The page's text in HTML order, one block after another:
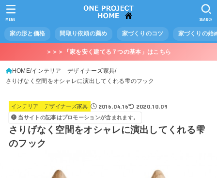
家の形と価格 間取り依頼の薦め 家づくりのコツ 家づくりの始
SEARCH
MENU
＞＞＞「家を安く建てる７つの基本」はこちら
HOME インテリア デザイナーズ家具
さりげなく空間をオシャレに演出してくれる雫のフック
インテリア デザイナーズ家具 2016.04.16 2020.10.09
当サイトの記事はプロモーションが含まれます。
さりげなく空間をオシャレに演出してくれる雫
のフック